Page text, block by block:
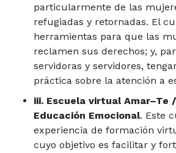
particularmente de las
refugiadas y retornadas. El
herramientas para que las
reclamen sus derechos; y,
servidoras y servidores,
práctica sobre la atención a
iii. Escuela virtual Amar–Te
Educación Emocional. Este
experiencia de formación
cuyo objetivo es facilitar y